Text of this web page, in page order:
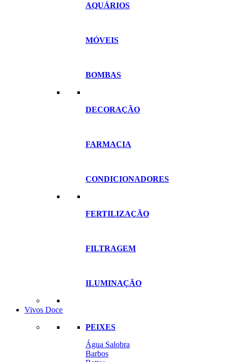
AQUÁRIOS
MÓVEIS
BOMBAS
DECORAÇÃO
FARMACIA
CONDICIONADORES
FERTILIZAÇÃO
FILTRAGEM
ILUMINAÇÃO
Vivos Doce
PEIXES
Água Salobra
Barbos